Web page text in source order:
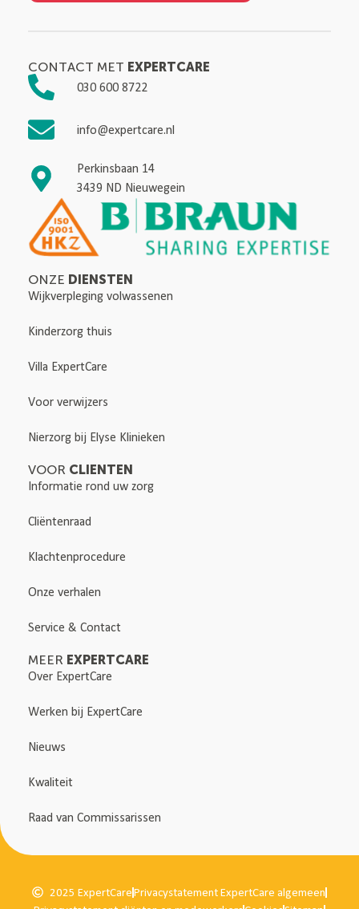
CONTACT MET EXPERTCARE
030 600 8722
info@expertcare.nl
Perkinsbaan 14
3439 ND Nieuwegein
ONZE DIENSTEN
Wijkverpleging volwassenen
Kinderzorg thuis
Villa ExpertCare
Voor verwijzers
Nierzorg bij Elyse Klinieken
VOOR CLIENTEN
Informatie rond uw zorg
Cliëntenraad
Klachtenprocedure
Onze verhalen
Service & Contact
MEER EXPERTCARE
Over ExpertCare
Werken bij ExpertCare
Nieuws
Kwaliteit
Raad van Commissarissen
2025 ExpertCarePrivacystatement ExpertCare algemeen